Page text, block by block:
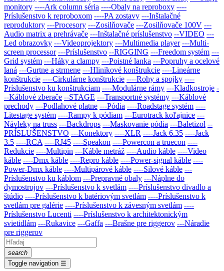
monitory ----Ark column séria ----Obaly na reproboxy ----
Príslušenstvo k reproboxom ----PA zostavy ---Inštalačné
reproduktory ---Procesory ---Zosilňovače ---Zosilňovače 100V ---
Audio matrix a prehrávače ---Inštalačné prí­slušenstvo --VIDEO ---
Led obrazovky ---Videoprojektory ---Multimedia player ---Multi-
screen processor ---Príslušenstvo --RIGGING ---Freedom systém ---
Grid systém ---Háky a clampy ---Poistné lanka ---Popruhy a ocelové
laná ---Gurtne a strmene ---Hlinikové konštrukcie ----Lineárne
konštrukcie ----Cirkulárne konštrukcie ----Rohy a spojky ----
Príslušenstvo ku konštrukciam ----Modulárne rámy ---Kladkostroje -
--Káblové zberače --STAGE ---Transportné systémy ---Káblové
prechody ---Podlahové platne ---Pódia ----Roadstage systém ----
Litestage systém ----Rampy k pódiam ---Eurotrack koľajnice ---
Návleky na truss ---Backdrops ---Maskovanie pódia ---Baletizol --
PRÍSLUŠENSTVO ---Konektory ----XLR ----Jack 6.35 ----Jack
3.5 ----RCA ----RJ45 ----Speakon ----Powercon a truecon ----
Redukcie ----Multipin ---Káble metráž ----Audio káble ----Video
káble ----Dmx káble ----Repro káble ----Power-signal káble ----
Power-Dmx káble ----Multipárové káble ----Silové káble ---
Príslušenstvo ku káblom ---Prepravné obaly ---Náplne do
dymostrojov ---Prí­slušenstvo k svetlám ----Príslušenstvo divadlo a
štúdio ----Príslušenstvo k batériovým svetlám ----Príslušenstvo k
svetlám pre galérie ----Príslušenstvo k závesným svetlám ----
Príslušenstvo Lucenti ----Príslušenstvo k architektonickým
svietidlám ---Rukavice ---Gaffa ---Brašne pre riggerov ---Náradie
pre riggerov
search
Toggle navigation ☰